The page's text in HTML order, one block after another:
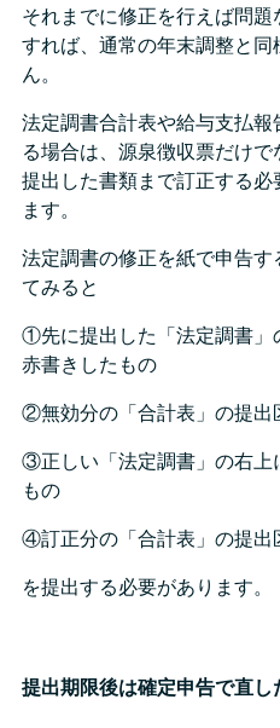
それまでに修正を行えば問
すれば、通常の年末調整と
ん。
法定調書合計表や給与支払
る場合は、源泉徴収票だけ
提出した書類まで訂正する必
ます。
法定調書の修正を紙で申告
てみると
①先に提出した「法定調書」
赤書きしたもの
②無効分の「合計表」の提出
③正しい「法定調書」の右上
もの
④訂正分の「合計表」の提出
を提出する必要があります。
提出期限後は確定申告で直し